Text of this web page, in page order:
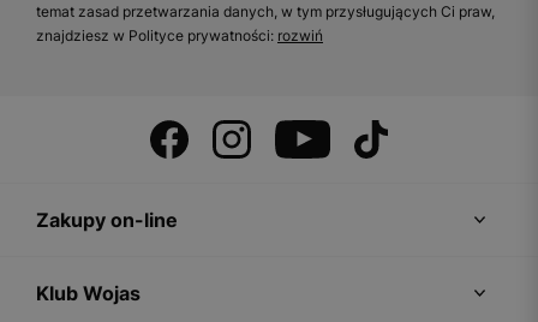
temat zasad przetwarzania danych, w tym przysługujących Ci praw,
znajdziesz w Polityce prywatności: rozwiń
Zakupy on-line
Klub Wojas